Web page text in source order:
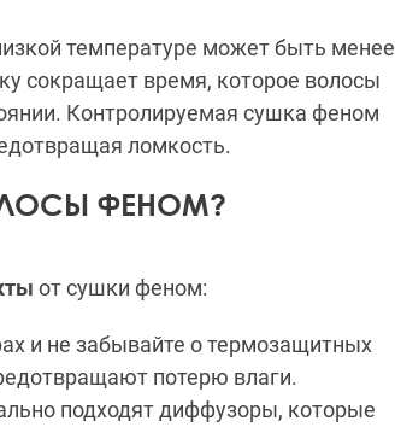
температуре может быть менее
сокращает время, которое волосы
Контролируемая сушка феном
ломкость.
ФЕНОМ?
от сушки феном:
и не забывайте о термозащитных
потерю влаги.
подходят диффузоры, которые